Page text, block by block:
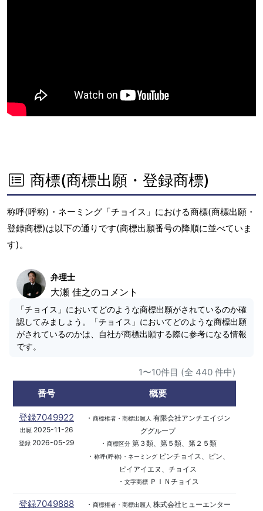
商標(商標出願・登録商標)
称呼(呼称)・ネーミング「チョイス」における商標(商標出願・
登録商標)は以下の通りです(商標出願番号の降順に並べていま
す)。
弁理士
大瀬 佳之のコメント
「チョイス」においてどのような商標出願がされているのか確
認してみましょう。「チョイス」においてどのような商標出願
がされているのかは、自社が商標出願する際に参考になる情報
です。
1〜10件目 (全 440 件中)
番号
概要
登録7049922
出願2025-11-26
登録2026-05-29
・ 商標権者・商標出願人 有限会社アンチエイジン
ググループ
・ 商標区分第３類、第５類、第２５類
・ 称呼(呼称)・ネーミングピンチョイス、ピン、
ピイアイエヌ、チョイス
・ 文字商標ＰＩＮチョイス
登録7049888 ・ 商標権者・商標出願人 株式会社ヒューエンター